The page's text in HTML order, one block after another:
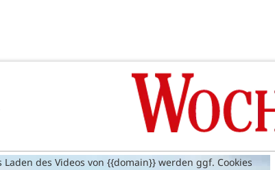
Laden des Videos von {{domain}} werden ggf. Cookies